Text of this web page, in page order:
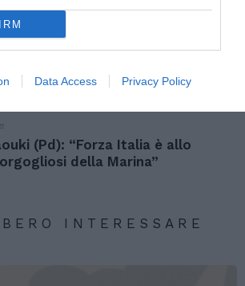
Data Access Privacy Policy
ex assessore della Lega che
(Pd): “Forza Italia è allo
della Marina”
INTERESSARE